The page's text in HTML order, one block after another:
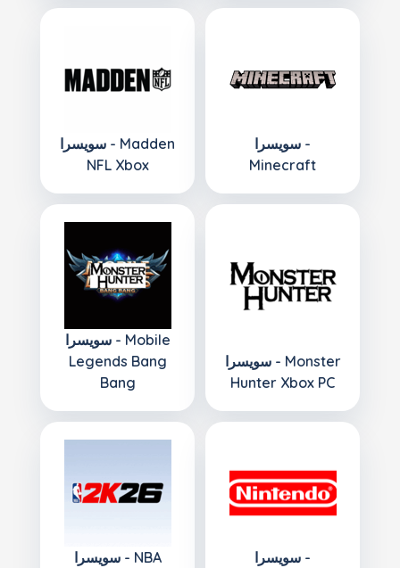
سويسرا - Madden
NFL Xbox
سويسرا -
Minecraft
سويسرا - Mobile
Legends Bang
Bang
سويسرا - Monster
Hunter Xbox PC
سويسرا - NBA
سويسرا -